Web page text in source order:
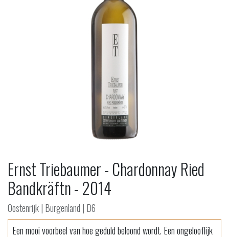
Ernst Triebaumer - Chardonnay Ried
Bandkräftn - 2014
Oostenrijk | Burgenland | D6
Een mooi voorbeel van hoe geduld beloond wordt. Een ongelooflijk